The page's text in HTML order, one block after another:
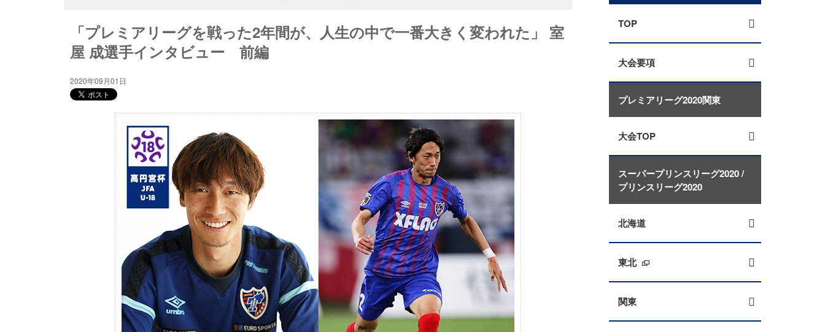
「プレミアリーグを戦った2年間が、人生の中で一番大きく変われた」 室
屋 成選手インタビュー 前編
2020年09月01日
TOP
大会要項
プレミアリーグ2020関東
大会TOP
スーパープリンスリーグ2020 /
プリンスリーグ2020
北海道
東北
関東